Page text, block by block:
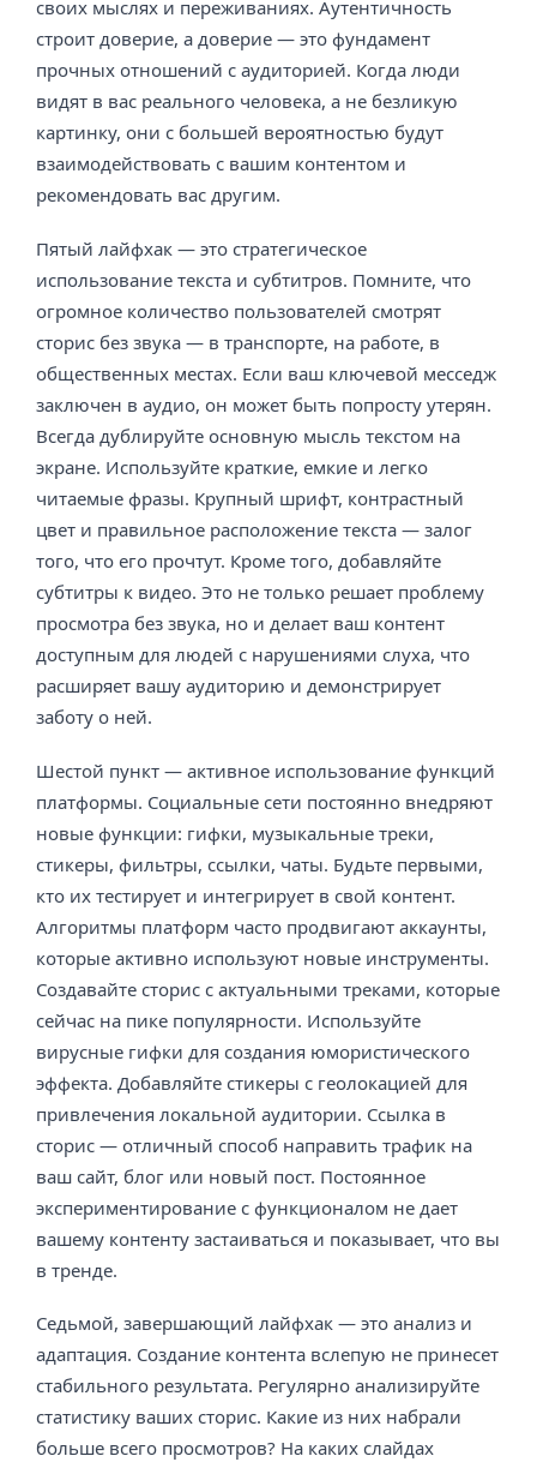
своих мыслях и переживаниях. Аутентичность
строит доверие, а доверие — это фундамент
прочных отношений с аудиторией. Когда люди
видят в вас реального человека, а не безликую
картинку, они с большей вероятностью будут
взаимодействовать с вашим контентом и
рекомендовать вас другим.
Пятый лайфхак — это стратегическое
использование текста и субтитров. Помните, что
огромное количество пользователей смотрят
сторис без звука — в транспорте, на работе, в
общественных местах. Если ваш ключевой месседж
заключен в аудио, он может быть попросту утерян.
Всегда дублируйте основную мысль текстом на
экране. Используйте краткие, емкие и легко
читаемые фразы. Крупный шрифт, контрастный
цвет и правильное расположение текста — залог
того, что его прочтут. Кроме того, добавляйте
субтитры к видео. Это не только решает проблему
просмотра без звука, но и делает ваш контент
доступным для людей с нарушениями слуха, что
расширяет вашу аудиторию и демонстрирует
заботу о ней.
Шестой пункт — активное использование функций
платформы. Социальные сети постоянно внедряют
новые функции: гифки, музыкальные треки,
стикеры, фильтры, ссылки, чаты. Будьте первыми,
кто их тестирует и интегрирует в свой контент.
Алгоритмы платформ часто продвигают аккаунты,
которые активно используют новые инструменты.
Создавайте сторис с актуальными треками, которые
сейчас на пике популярности. Используйте
вирусные гифки для создания юмористического
эффекта. Добавляйте стикеры с геолокацией для
привлечения локальной аудитории. Ссылка в
сторис — отличный способ направить трафик на
ваш сайт, блог или новый пост. Постоянное
экспериментирование с функционалом не дает
вашему контенту застаиваться и показывает, что вы
в тренде.
Седьмой, завершающий лайфхак — это анализ и
адаптация. Создание контента вслепую не принесет
стабильного результата. Регулярно анализируйте
статистику ваших сторис. Какие из них набрали
больше всего просмотров? На каких слайдах